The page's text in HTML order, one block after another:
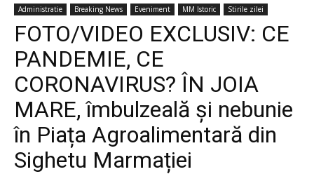
Administratie Breaking News Eveniment MM Istoric Stirile zilei
FOTO/VIDEO EXCLUSIV: CE
PANDEMIE, CE
CORONAVIRUS? ÎN JOIA
MARE, îmbulzeală și nebunie
în Piața Agroalimentară din
Sighetu Marmației